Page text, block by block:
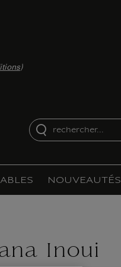
)
rechercher...
NOUVEAUTÉS
Inoui